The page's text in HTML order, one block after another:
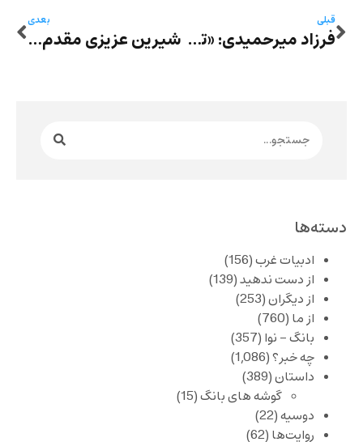
قبلی
فرزاد میرحمیدی: «تقدیمی به جامعه موسیقی شهر تهران» اثر ایمان وزیری
بعدی
شیرین عزیزی مقدم: کلباسی، کاوشگر تنهایی در لایه‌های پنهان زندگی
دسته‌ها
ادبیات غرب(156)
از دست ندهید(139)
از دیگران(253)
از ما (760)
بانگ – نوا (357)
چه خبر؟(1,086)
داستان(389)
گوشه های بانگ(15)
دوسیه(22)
روایت‌ها (62)